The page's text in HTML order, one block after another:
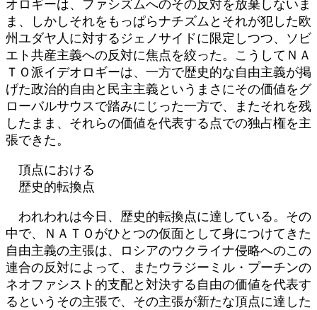
オロギーは、ファシズムへのその反対を放棄しないま
ま、しかしそれをもっぱらナチズムとそれが犯した欧
州ユダヤ人に対するジェノサイドに限定しつつ、ソビ
エト共産主義への反対に焦点を絞った。こうしてＮＡ
ＴＯ派イデオロギーは、一方で歴史的な自由主義が掲
げた政治的自由と民主主義というまさにその価値をグ
ローバルサウスで踏みにじった一方で、またそれを残
したまま、それらの価値を代表する点での独占権を主
張できた。
頂点における
歴史的転換点
われわれは今日、歴史的転換点に達している。その
中で、ＮＡＴＯがひとつの仮面として身につけてきた
自由主義の主張は、ロシアのウクライナ侵略へのこの
連合の反対によって、またウラジーミル・プーチンの
ネオファシスト的支配と対決する自由の価値を代表す
るというその主張で、その主張が新たな頂点に達した